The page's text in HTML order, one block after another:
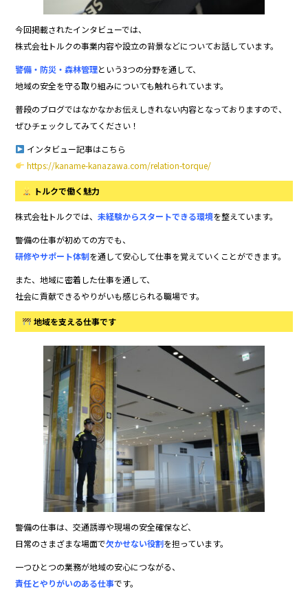
今回掲載されたインタビューでは、
株式会社トルクの事業内容や設立の背景などについてお話しています。
警備・防災・森林管理という3つの分野を通して、
地域の安全を守る取り組みについても触れられています。
普段のブログではなかなかお伝えしきれない内容となっておりますので、
ぜひチェックしてみてください！
インタビュー記事はこちら
https://kaname-kanazawa.com/relation-torque/
トルクで働く魅力
株式会社トルクでは、未経験からスタートできる環境を整えています。
警備の仕事が初めての方でも、
研修やサポート体制を通して安心して仕事を覚えていくことができます。
また、地域に密着した仕事を通して、
社会に貢献できるやりがいも感じられる職場です。
地域を支える仕事です
警備の仕事は、交通誘導や現場の安全確保など、
日常のさまざまな場面で欠かせない役割を担っています。
一つひとつの業務が地域の安心につながる、
責任とやりがいのある仕事です。